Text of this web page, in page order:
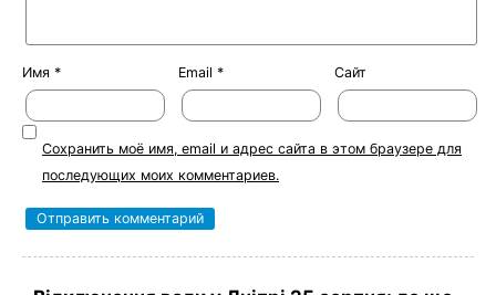
Имя * Email * Сайт
Сохранить моё имя, email и адрес сайта в этом браузере для
последующих моих комментариев.